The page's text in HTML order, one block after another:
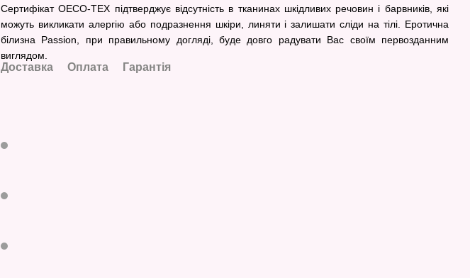
Сертифікат OECO-TEX підтверджує відсутність в тканинах шкідливих речовин і барвників, які
можуть викликати алергію або подразнення шкіри, линяти і залишати сліди на тілі. Еротична
білизна Passion, при правильному догляді, буде довго радувати Вас своїм первозданним
виглядом.
Доставка Оплата Гарантія